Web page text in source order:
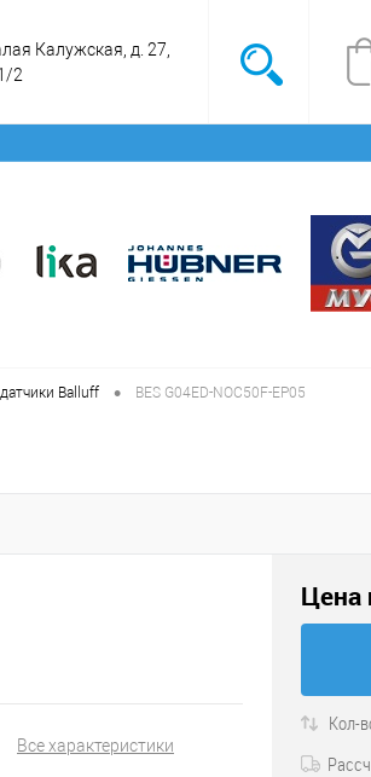
Калужская, д. 27,
2
Balluff • BES G04ED-NOC50F-EP05
Все характеристики
Цена
Кол-